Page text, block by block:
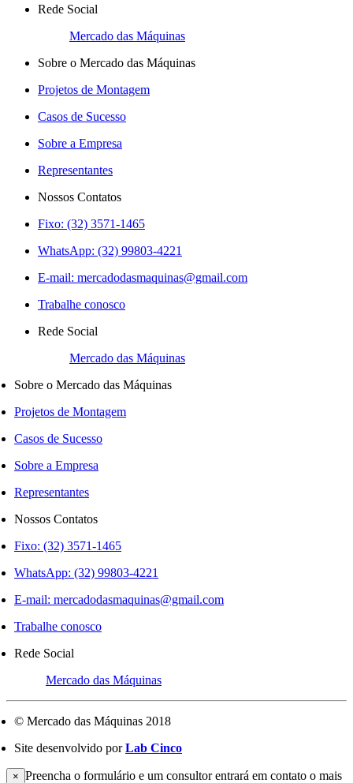
Rede Social
Mercado das Máquinas
Sobre o Mercado das Máquinas
Projetos de Montagem
Casos de Sucesso
Sobre a Empresa
Representantes
Nossos Contatos
Fixo: (32) 3571-1465
WhatsApp: (32) 99803-4221
E-mail: mercadodasmaquinas@gmail.com
Trabalhe conosco
Rede Social
Mercado das Máquinas
Sobre o Mercado das Máquinas
Projetos de Montagem
Casos de Sucesso
Sobre a Empresa
Representantes
Nossos Contatos
Fixo: (32) 3571-1465
WhatsApp: (32) 99803-4221
E-mail: mercadodasmaquinas@gmail.com
Trabalhe conosco
Rede Social
Mercado das Máquinas
© Mercado das Máquinas 2018
Site desenvolvido por Lab Cinco
× Preencha o formulário e um consultor entrará em contato o mais